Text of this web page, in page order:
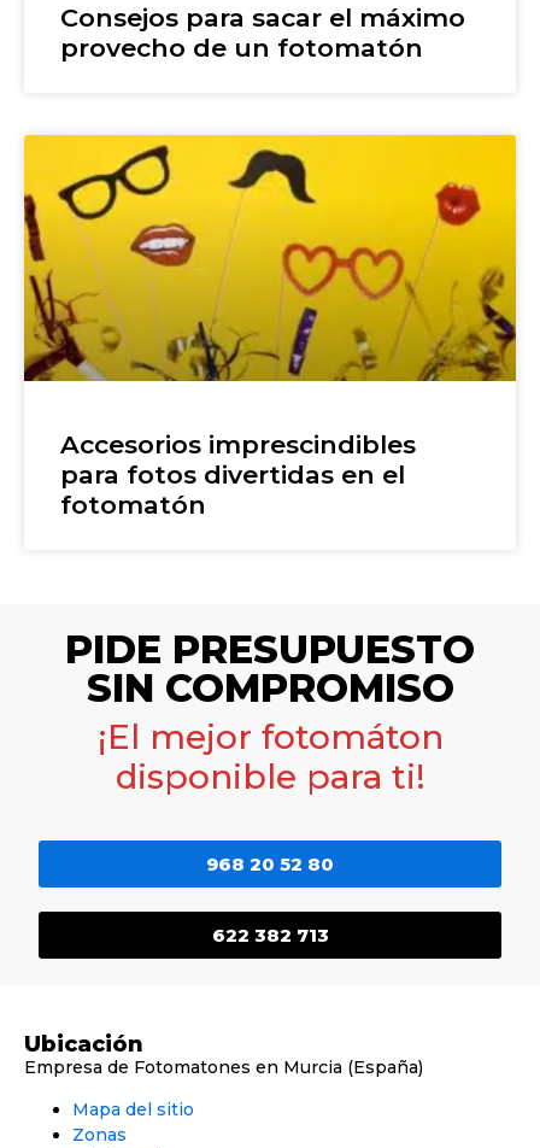
Consejos para sacar el máximo
provecho de un fotomatón
Accesorios imprescindibles
para fotos divertidas en el
fotomatón
PIDE PRESUPUESTO
SIN COMPROMISO
¡El mejor fotomáton
disponible para ti!
622 382 713
968 20 52 80
Ubicación
Empresa de Fotomatones en Murcia (España)
Mapa del sitio
Zonas